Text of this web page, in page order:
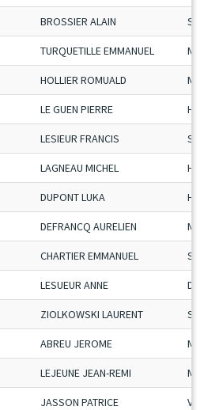
BROSSIER ALAIN
TURQUETILLE EMMANUEL
HOLLIER ROMUALD
LE GUEN PIERRE H-C
LESIEUR FRANCIS
LAGNEAU MICHEL H-C
DUPONT LUKA H-C
DEFRANCQ AURELIEN
CHARTIER EMMANUEL
LESUEUR ANNE
ZIOLKOWSKI LAURENT
ABREU JEROME
LEJEUNE JEAN-REMI
JASSON PATRICE Vet